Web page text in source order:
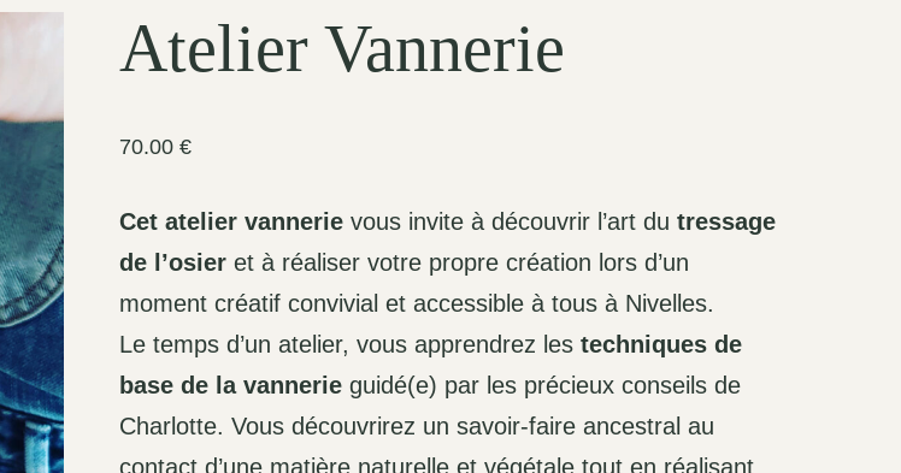
Atelier Vannerie
70.00 €
Cet atelier vannerievous invite à découvrir l’art du tressage
de l’osieret à réaliser votre propre création lors d’un
moment créatif convivial et accessible à tous à Nivelles.
Le temps d’un atelier, vous apprendrez les techniques de
base de la vannerieguidé(e) par les précieux conseils de
Charlotte. Vous découvrirez un savoir-faire ancestral au
contact d’une matière naturelle et végétale tout en réalisant